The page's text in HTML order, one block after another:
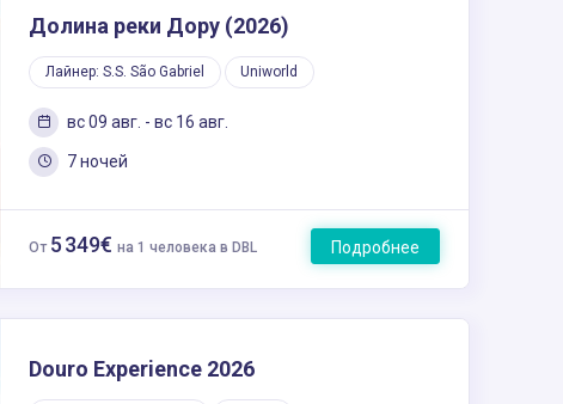
Долина реки Дору (2026)
Лайнер: S.S. São Gabriel Uniworld
вс 09 авг. - вс 16 авг.
7 ночей
От 5 349€ на 1 человека в DBL Подробнее
Douro Experience 2026